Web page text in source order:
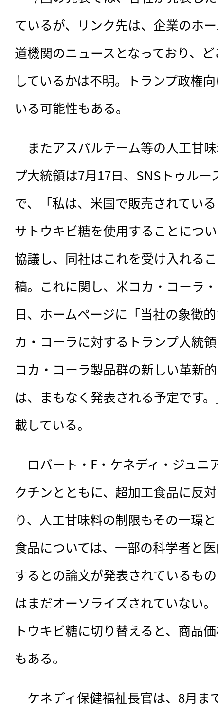
ているが、リンク先は、企業のホ
道機関のニュースとなっており、
しているかは不明。トランプ政権
いる可能性もある。
またアスパルテーム等の人工甘
プ大統領は7月17日、SNSトゥル
で、「私は、米国で販売されてい
サトウキビ糖を使用することにつ
協議し、同社はこれを受け入れる
稿。これに関し、米コカ・コーラ
日、ホームページに「当社の象徴
カ・コーラに対するトランプ大統
コカ・コーラ製品群の新しい革新
は、まもなく発表される予定です
載している。
ロバート・F・ケネディ・ジュニ
クチンとともに、超加工食品に反
り、人工甘味料の制限もその一環
食品については、一部の科学者と
するとの論文が発表されているも
はまだオーソライズされていない
トウキビ糖に切り替えると、商品
もある。
ケネディ保健福祉長官は、8月ま